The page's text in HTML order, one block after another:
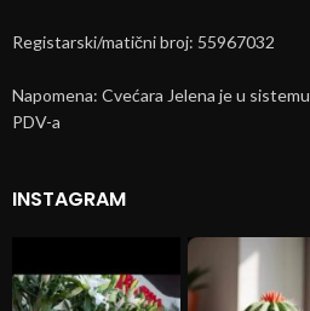
Registarski/matični broj: 55967032
Napomena: Cvećara Jelena je u sistemu
PDV-a
INSTAGRAM